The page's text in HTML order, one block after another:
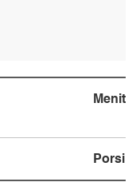
Menit
Porsi